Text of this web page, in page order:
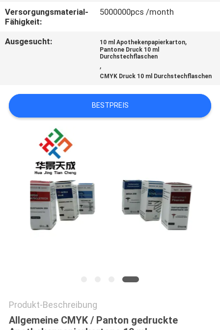
NACHRICHTEN
SITEMAP
PRIVACY
POLICY
Versorgungsmaterial-
Fähigkeit:
5000000pcs /month
Ausgesucht: 10 ml Apothekenpapierkarton,
Pantone Druck 10 ml
Durchstechflaschen
,
CMYK Druck 10 ml Durchstechflaschen
BESTPREIS
Produkt-Beschreibung
Allgemeine CMYK / Panton gedruckte